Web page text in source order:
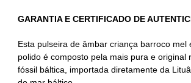
GARANTIA E CERTIFICADO DE
Esta pulseira de âmbar criança barroco mel
polido é composto pela mais pura e original
fóssil báltica, importada diretamente da